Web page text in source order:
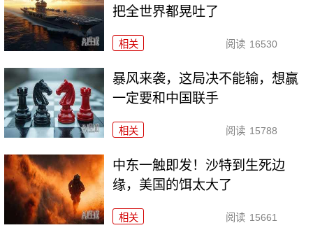
把全世界都晃吐了
相关 阅读 16530
暴风来袭，这局决不能输，想赢
一定要和中国联手
相关 阅读 15788
中东一触即发！沙特到生死边
缘，美国的饵太大了
相关 阅读 15661